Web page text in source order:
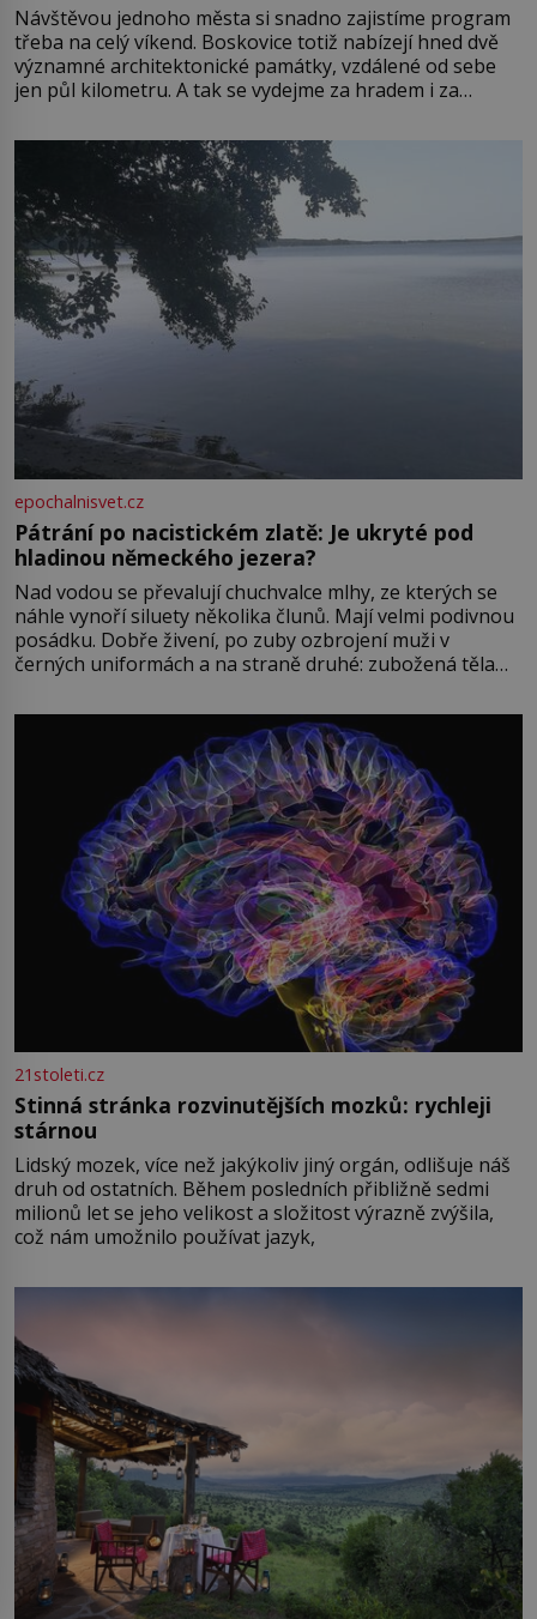
Návštěvou jednoho města si snadno zajistíme program
třeba na celý víkend. Boskovice totiž nabízejí hned dvě
významné architektonické památky, vzdálené od sebe
jen půl kilometru. A tak se vydejme za hradem i za
Boskovice na okraji Drahanské vrchoviny vznikla někdy
ve13. století, a už v roce 1313 kronikáři zaznamenali
epochalnisvet.cz
Pátrání po nacistickém zlatě: Je ukryté pod
hladinou německého jezera?
Nad vodou se převalují chuchvalce mlhy, ze kterých se
náhle vynoří siluety několika člunů. Mají velmi podivnou
posádku. Dobře živení, po zuby ozbrojení muži v
černých uniformách a na straně druhé: zubožená těla
přízračná scéna znamená? Je jaro roku 1945, druhá
světová válka se chýlí ke konci. Jezero Stolpsee
21stoleti.cz
Stinná stránka rozvinutějších mozků: rychleji
stárnou
Lidský mozek, více než jakýkoliv jiný orgán, odlišuje náš
druh od ostatních. Během posledních přibližně sedmi
milionů let se jeho velikost a složitost výrazně zvýšila,
což nám umožnilo používat jazyk,